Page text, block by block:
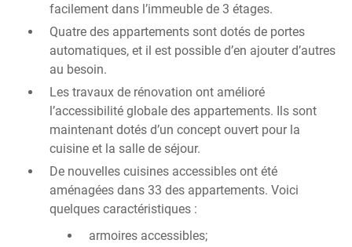
facilement dans l’immeuble de 3 étages.
Quatre des appartements sont dotés de portes
automatiques, et il est possible d’en ajouter d’autres
au besoin.
Les travaux de rénovation ont amélioré
l’accessibilité globale des appartements. Ils sont
maintenant dotés d’un concept ouvert pour la
cuisine et la salle de séjour.
De nouvelles cuisines accessibles ont été
aménagées dans 33 des appartements. Voici
quelques caractéristiques :
armoires accessibles;